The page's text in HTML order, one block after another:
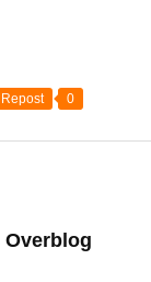
Repost 0
Overblog